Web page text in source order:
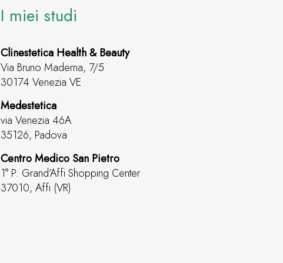
I miei studi
Clinestetica Health & Beauty
Via Bruno Maderna, 7/5
30174 Venezia VE
Medestetica
via Venezia 46A
35126, Padova
Centro Medico San Pietro
1° P. Grand’Affi Shopping Center
37010, Affi (VR)